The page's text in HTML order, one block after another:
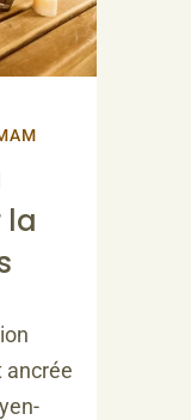
la
ancrée